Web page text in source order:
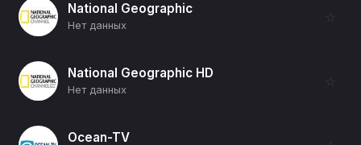
National Geographic
Нет данных
☆
National Geographic HD
Нет данных
☆
Ocean-TV